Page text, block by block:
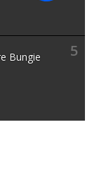
5
Bungie